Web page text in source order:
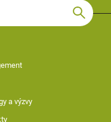
a výzvy